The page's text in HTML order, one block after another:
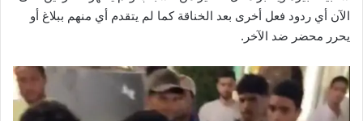
الآن أي ردود فعل أخرى بعد الخناقة كما لم يتقدم أي منهم ببلاغ أو
يحرر محضر ضد الآخر.